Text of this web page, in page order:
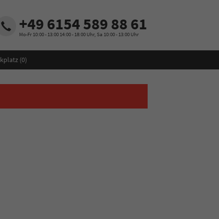
+49 6154 589 88 61
Mo-Fr 10:00 - 13:00 14:00 - 18:00 Uhr, Sa 10:00 - 13:00 Uhr
(0)